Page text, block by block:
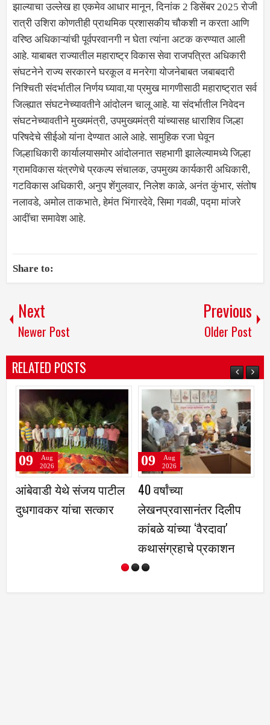
झाल्याचा उल्लेख हा एकमेव आधार मानून, दिनांक 2 डिसेंबर 2025 रोजी
रात्री उशिरा कोणतीही प्राथमिक प्रशासकीय चौकशी न करता आणि
वरिष्ठ अधिकाऱ्यांची पूर्वपरवानगी न घेता त्यांना अटक करण्यात आली
आहे. याबाबत राज्यातील महाराष्ट्र विकास सेवा राजपत्रित अधिकारी
संघटनेने राज्य सरकारने घरकूल व मनरेगा योजनेबाबत जबाबदारी
निश्चिती संदर्भातील निर्णय घ्यावा,या प्रमुख मागणीसाठी महाराष्ट्रात सर्व
जिल्ह्यात संघटनेच्यावतीने आंदोलन चालू आहे. या संदर्भातील निवेदन
संघटनेच्यावतीने मुख्यमंत्री, उपमुख्यमंत्री यांच्यासह धाराशिव जिल्हा
परिषदेचे सीईओ यांना देण्यात आले आहे. सामुहिक रजा घेवून
जिल्हाधिकारी कार्यालयासमोर आंदोलनात सहभागी झालेल्यामध्ये जिल्हा
ग्रामविकास यंत्रणेचे प्रकल्प संचालक, उपमुख्य कार्यकारी अधिकारी,
गटविकास अधिकारी, अनुप शेंगुलवार, निलेश काळे, अनंत कुंभार, संतोष
नलावडे, अमोल ताकभाते, हेमंत भिंगारदेवे, सिमा गवळी, पद्मा मांजरे
आदींचा समावेश आहे.
Share to:
Next
Newer Post
Previous
Older Post
RELATED POSTS
येथे संजय पाटील
यांचा सत्कार
Aug
2026
40 वर्षांच्या
लेखनप्रवासानंतर दिलीप
कांबळे यांच्या ‌‘वैरदावा'
कथासंग्रहाचे प्रकाशन
09
Aug
2026
09